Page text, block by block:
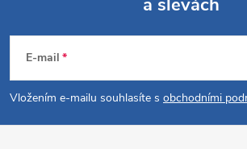
p
a
E-mail
Vložením e-mailu souhlasíte s obchodními